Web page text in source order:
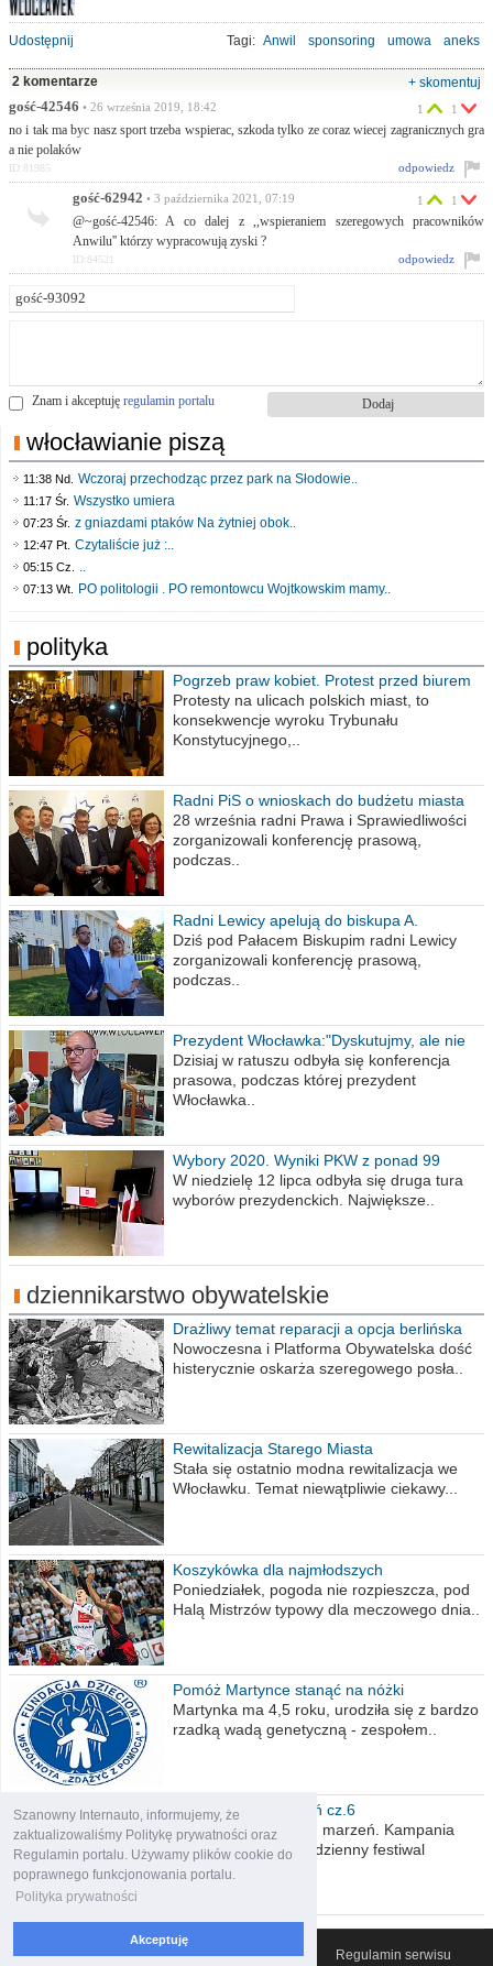
Szanowny Internauto, informujemy, że
zaktualizowaliśmy Politykę prywatności oraz
Regulamin portalu. Używamy plików cookie do
poprawnego funkcjonowania portalu.
Polityka prywatności
Akceptuję
Udostępnij Tagi: Anwil sponsoring umowa aneks
2 komentarze
+ skomentuj
gość-42546 • 26 września 2019, 18:42
no i tak ma byc nasz sport trzeba wspierac, szkoda tylko ze coraz wiecej zagranicznych gra
a nie polaków
1 1
odpowiedz
ID:81985
gość-62942 • 3 października 2021, 07:19
@~gość-42546: A co dalej z ,,wspieraniem szeregowych pracowników
Anwilu'' którzy wypracowują zyski ?
1 1
odpowiedz
ID:84521
Znam i akceptuję regulamin portalu
włocławianie piszą
11:38 Nd. Wczoraj przechodząc przez park na Słodowie..
11:17 Śr. Wszystko umiera
07:23 Śr. z gniazdami ptaków Na żytniej obok..
12:47 Pt. Czytaliście już :..
05:15 Cz. ..
07:13 Wt. PO politologii . PO remontowcu Wojtkowskim mamy..
polityka
Pogrzeb praw kobiet. Protest przed biurem
poselskim PiS
Protesty na ulicach polskich miast, to
konsekwencje wyroku Trybunału
Konstytucyjnego,..
Radni PiS o wnioskach do budżetu miasta
na 2021 rok
28 września radni Prawa i Sprawiedliwości
zorganizowali konferencję prasową,
podczas..
Radni Lewicy apelują do biskupa A.
Wiesława Meringa
Dziś pod Pałacem Biskupim radni Lewicy
zorganizowali konferencję prasową,
podczas..
Prezydent Włocławka:"Dyskutujmy, ale nie
obrażajmy się”
Dzisiaj w ratuszu odbyła się konferencja
prasowa, podczas której prezydent
Włocławka..
Wybory 2020. Wyniki PKW z ponad 99
procent obwodów
W niedzielę 12 lipca odbyła się druga tura
wyborów prezydenckich. Największe..
dziennikarstwo obywatelskie
Drażliwy temat reparacji a opcja berlińska
Nowoczesna i Platforma Obywatelska dość
histerycznie oskarża szeregowego posła..
Rewitalizacja Starego Miasta
Stała się ostatnio modna rewitalizacja we
Włocławku. Temat niewątpliwie ciekawy...
Koszykówka dla najmłodszych
Poniedziałek, pogoda nie rozpieszcza, pod
Halą Mistrzów typowy dla meczowego dnia..
Pomóż Martynce stanąć na nóżki
Martynka ma 4,5 roku, urodziła się z bardzo
rzadką wadą genetyczną - zespołem..
Polska moich marzeń cz.6
Nadszedł kres moich marzeń. Kampania
wyborcza czyli niecodzienny festiwal
obietnic,..
© 2007-2026 Włocławski Portal informacyjny Regulamin serwisu